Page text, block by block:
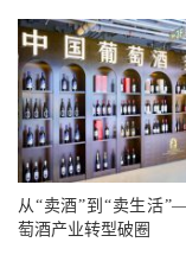
从“卖酒”到“卖生活
萄酒产业转型破圈